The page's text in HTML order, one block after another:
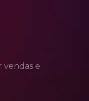
vendas e